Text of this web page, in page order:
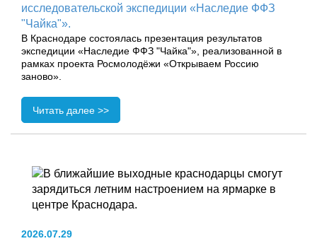
исследовательской экспедиции «Наследие ФФЗ
"Чайка"».
В Краснодаре состоялась презентация результатов
экспедиции «Наследие ФФЗ "Чайка"», реализованной в
рамках проекта Росмолодёжи «Открываем Россию
заново».
Читать далее >>
2026.07.29